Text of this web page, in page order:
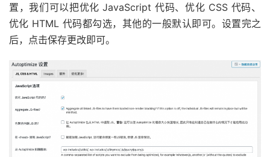
置，我们可以把优化 JavaScript 代码、优化 CSS 代码、
优化 HTML 代码都勾选，其他的一般默认即可。设置完之
后，点击保存更改即可。